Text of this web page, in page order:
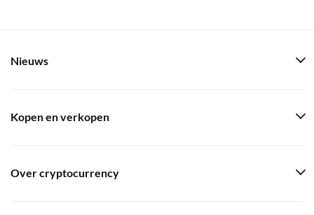
Nieuws
Kopen en verkopen
Over cryptocurrency